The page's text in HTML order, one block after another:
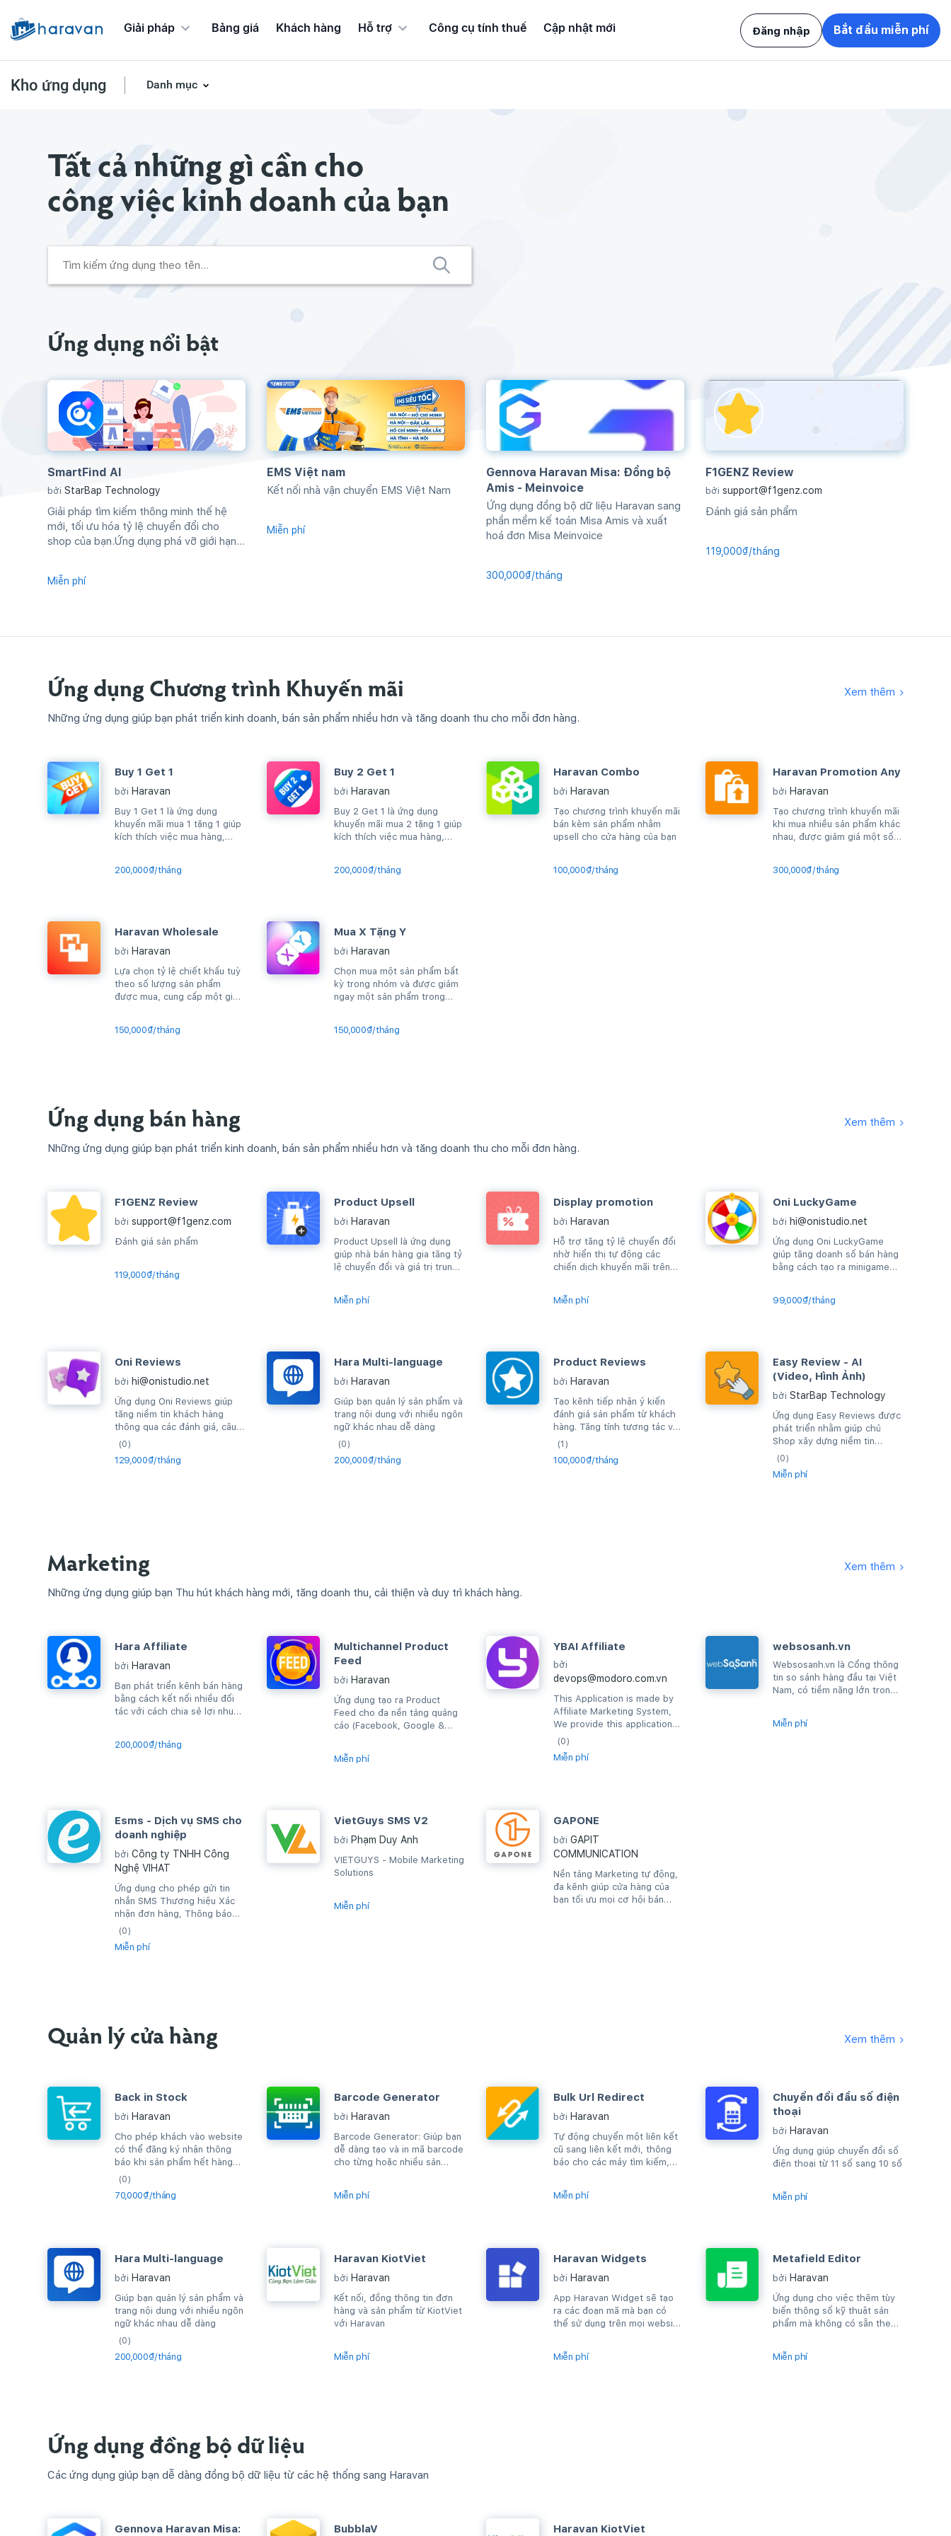
Giải pháp Bảng giá Khách hàng Hỗ trợ Công cụ tính thuế Cập nhật mới Đăng nhập Bắt đầu miễn phí
Kho ứng dụng Danh mục
Tất cả những gì cần cho
công việc kinh doanh của bạn
Ứng dụng nổi bật
SmartFind AI
bởiStarBap Technology
Giải pháp tìm kiếm thông minh thế hệ
mới, tối ưu hóa tỷ lệ chuyển đổi cho
shop của bạn.Ứng dụng phá vỡ giới hạn...
Miễn phí
EMS Việt nam
Kết nối nhà vận chuyển EMS Việt Nam
Miễn phí
Gennova Haravan Misa: Đồng bộ
Amis - Meinvoice
Ứng dụng đồng bộ dữ liệu Haravan sang
phần mềm kế toán Misa Amis và xuất
hoá đơn Misa Meinvoice
300,000₫/tháng
F1GENZ Review
bởi support@f1genz.com
Đánh giá sản phẩm
119,000₫/tháng
Ứng dụng Chương trình Khuyến mãi Xem thêm
Những ứng dụng giúp bạn phát triển kinh doanh, bán sản phẩm nhiều hơn và tăng doanh thu cho mỗi đơn hàng.
Buy 1 Get 1
bởi Haravan
Buy 1 Get 1 là ứng dụng
khuyến mãi mua 1 tặng 1 giúp
kích thích việc mua hàng,
200,000₫/tháng
Buy 2 Get 1
bởi Haravan
Buy 2 Get 1 là ứng dụng
khuyến mãi mua 2 tặng 1 giúp
kích thích việc mua hàng,
200,000₫/tháng
Haravan Combo
bởi Haravan
Tạo chương trình khuyến mãi
bán kèm sản phẩm nhằm
upsell cho cửa hàng của bạn
100,000₫/tháng
Haravan Promotion Any
bởi Haravan
Tạo chương trình khuyến mãi
khi mua nhiều sản phẩm khác
nhau, được giảm giá một số
300,000₫/tháng
Haravan Wholesale
bởi Haravan
Lựa chọn tỷ lệ chiết khấu tuỳ
theo số lượng sản phẩm
được mua, cung cấp một giải
150,000₫/tháng
Mua X Tặng Y
bởi Haravan
Chọn mua một sản phẩm bất
kỳ trong nhóm và được giảm
ngay một sản phẩm trong
150,000₫/tháng
Ứng dụng bán hàng Xem thêm
Những ứng dụng giúp bạn phát triển kinh doanh, bán sản phẩm nhiều hơn và tăng doanh thu cho mỗi đơn hàng.
F1GENZ Review
bởisupport@f1genz.com
Đánh giá sản phẩm
119,000₫/tháng
Product Upsell
bởi Haravan
Product Upsell là ứng dụng
giúp nhà bán hàng gia tăng tỷ
lệ chuyển đổi và giá trị trung
thích...
Miễn phí
Display promotion
bởi Haravan
Hỗ trợ tăng tỷ lệ chuyển đổi
nhờ hiển thị tự động các
chiến dịch khuyến mãi trên
Miễn phí
Oni LuckyGame
bởi hi@onistudio.net
Ứng dụng Oni LuckyGame
giúp tăng doanh số bán hàng
bằng cách tạo ra minigame
99,000₫/tháng
Oni Reviews
bởi hi@onistudio.net
Ứng dụng Oni Reviews giúp
tăng niềm tin khách hàng
thông qua các đánh giá, câu
hỏi thường gặp về sản phẩm
(0)
129,000₫/tháng
Hara Multi-language
bởi Haravan
Giúp bạn quản lý sản phẩm và
trang nội dung với nhiều ngôn
ngữ khác nhau dễ dàng
(0)
200,000₫/tháng
Product Reviews
bởi Haravan
Tạo kênh tiếp nhận ý kiến
đánh giá sản phẩm từ khách
hàng. Tăng tính tương tác với
khách hàng.
(1)
100,000₫/tháng
Easy Review - AI
(Video, Hình Ảnh)
bởi StarBap Technology
Ứng dụng Easy Reviews được
phát triển nhằm giúp chủ
Shop xây dựng niềm tin
khách hàng và góp phần gia
tăng doanh số cửa...
(0)
Miễn phí
Marketing Xem thêm
Những ứng dụng giúp bạn Thu hút khách hàng mới, tăng doanh thu, cải thiện và duy trì khách hàng.
Hara Affiliate
bởi Haravan
Bạn phát triển kênh bán hàng
bằng cách kết nối nhiều đối
tác với cách chia sẻ lợi nhuận
200,000₫/tháng
Multichannel Product
Feed
bởi Haravan
Ứng dụng tạo ra Product
Feed cho đa nền tảng quảng
cáo (Facebook, Google &
được cập nhật khi...
Miễn phí
YBAI Affiliate
bởi
devops@modoro.com.vn
This Application is made by
Affiliate Marketing System,
We provide this application
to help our customer connect
to YBAI system.
(0)
Miễn phí
websosanh.vn
Websosanh.vn là Cổng thông
tin so sánh hàng đầu tại Việt
Nam, có tiềm năng lớn trong
người tiêu...
Miễn phí
Esms - Dịch vụ SMS cho
doanh nghiệp
bởiCông ty TNHH Công
Nghệ VIHAT
Ứng dụng cho phép gửi tin
nhắn SMS Thương hiệu Xác
nhận đơn hàng, Thông báo
đơn hàng thành công, hay gửi
tin nhắn quảng...
(0)
Miễn phí
VietGuys SMS V2
bởi Phạm Duy Anh
VIETGUYS - Mobile Marketing
Solutions
Miễn phí
GAPONE
bởi GAPIT
COMMUNICATION
Nền tảng Marketing tự động,
đa kênh giúp cửa hàng của
bạn tối ưu mọi cơ hội bán
Quản lý cửa hàng Xem thêm
Back in Stock
bởi Haravan
Cho phép khách vào website
có thể đăng ký nhận thông
báo khi sản phẩm hết hàng
và khi sản phẩm có hàng lại,
(0)
70,000₫/tháng
Barcode Generator
bởi Haravan
Barcode Generator: Giúp bạn
dễ dàng tạo và in mã barcode
cho từng hoặc nhiều sản
Miễn phí
Bulk Url Redirect
bởi Haravan
Tự động chuyển một liên kết
cũ sang liên kết mới, thông
báo cho các máy tìm kiếm,
địa...
Miễn phí
Chuyển đổi đầu số điện
thoại
bởi Haravan
Ứng dụng giúp chuyển đổi số
điện thoại từ 11 số sang 10 số
Miễn phí
Hara Multi-language
bởi Haravan
Giúp bạn quản lý sản phẩm và
trang nội dung với nhiều ngôn
ngữ khác nhau dễ dàng
(0)
200,000₫/tháng
Haravan KiotViet
bởi Haravan
Kết nối, đồng thông tin đơn
hàng và sản phẩm từ KiotViet
với Haravan
Miễn phí
Haravan Widgets
bởi Haravan
App Haravan Widget sẽ tạo
ra các đoạn mã mà bạn có
thể sử dụng trên mọi website
Miễn phí
Metafield Editor
bởi Haravan
Ứng dụng cho việc thêm tùy
biến thông số kỹ thuật sản
phẩm mà không có sẵn theo
Miễn phí
Ứng dụng đồng bộ dữ liệu
Các ứng dụng giúp bạn dễ dàng đồng bộ dữ liệu từ các hệ thống sang Haravan
Gennova Haravan Misa: BubblaV Haravan KiotViet